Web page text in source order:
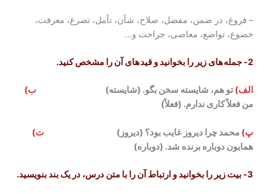
– فروغ، در ضمن، مفضل، صلاح، شأن، تأمل، تضرغ، معرفت،
خضوع، تواضع، معاصی، جراحت و…
2- جمله های زیر را بخوانید و قید های آن را مشخص کنید.
الف)تو هم، شایسته سخن بگو. (شایسته)
ب)
من فعلاً کاری ندارم. (فعلاً)
پ) محمد چرا دیروز غایب بود؟ (دیروز)
ت)
همایون دوباره برنده شد. (دوباره)
3- بیت زیر را بخوانید و ارتباط آن را با متن درس، در یک بند بنویسید.